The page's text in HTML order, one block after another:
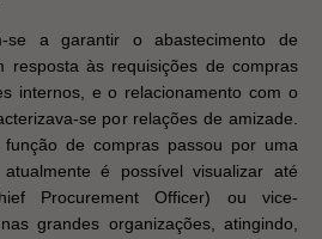
se a garantir o abastecimento de
resposta às requisições de compras
internos, e o relacionamento com o
se por relações de amizade.
de compras passou por uma
é possível visualizar até
Procurement Officer) ou vice-
grandes organizações, atingindo,